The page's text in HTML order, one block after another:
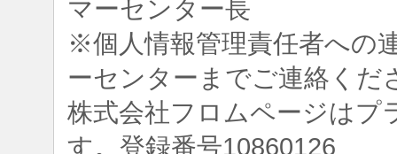
マーセンター長
※個人情報管理責任者への
ーセンターまでご連絡くだ
株式会社フロムページはプ
す。登録番号10860126